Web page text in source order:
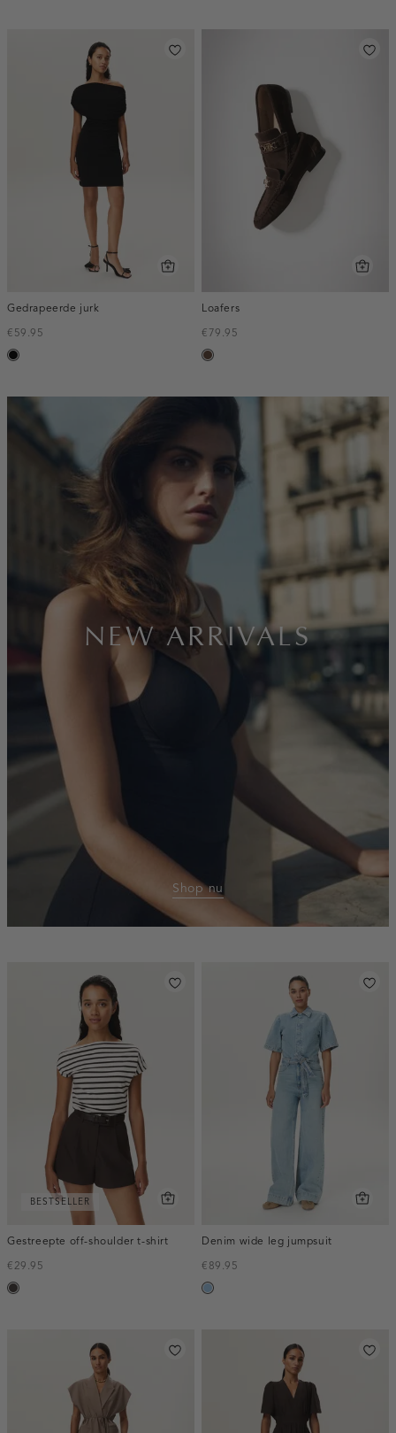
Gedrapeerde jurk
€59.95
zwart
Loafers
€79.95
donkerbruin
banner:new-
arrivals
NEW ARRIVALS
Shop nu
BESTSELLER
Gestreepte off-shoulder t-shirt
€29.95
choco
Denim wide leg jumpsuit
€89.95
blauw,